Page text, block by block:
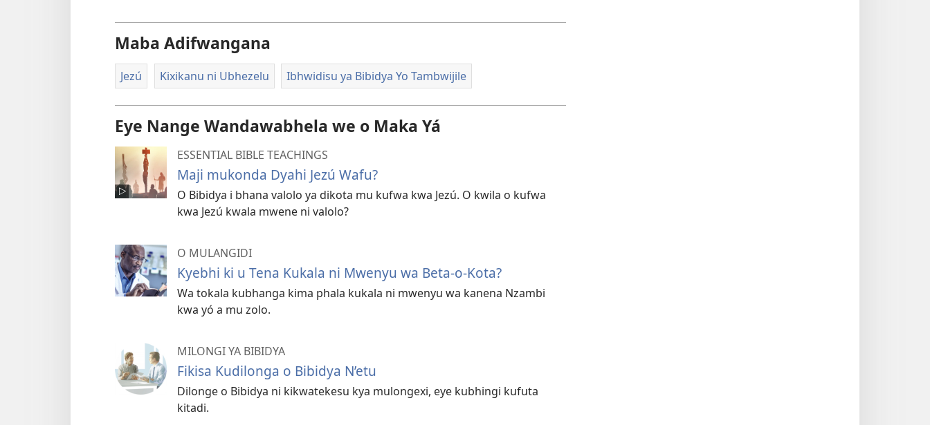
Maba Adifwangana
Jezú Kixikanu ni Ubhezelu Ibhwidisu ya Bibidya Yo Tambwijile
Eye Nange Wandawabhela we o Maka Yá
ESSENTIAL BIBLE TEACHINGS
Maji mukonda Dyahi Jezú Wafu?
O Bibidya i bhana valolo ya dikota mu kufwa kwa Jezú. O kwila o kufwa
kwa Jezú kwala mwene ni valolo?
O MULANGIDI
Kyebhi ki u Tena Kukala ni Mwenyu wa Beta-o-Kota?
Wa tokala kubhanga kima phala kukala ni mwenyu wa kanena Nzambi
kwa yó a mu zolo.
MILONGI YA BIBIDYA
Fikisa Kudilonga o Bibidya N’etu
Dilonge o Bibidya ni kikwatekesu kya mulongexi, eye kubhingi kufuta
kitadi.